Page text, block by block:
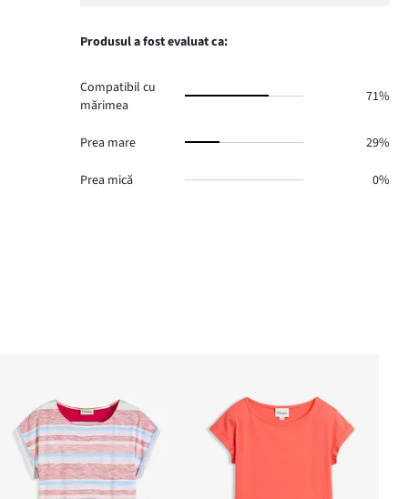
voturi
1.
de
Produsul a fost evaluat ca:
Compatibil cu
mărimea
71%
Prea mare 29%
Prea mică 0%